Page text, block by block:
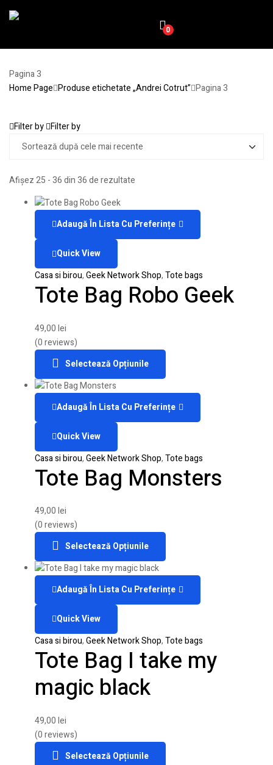
0
Pagina 3
Home Page Produse etichetate „Andrei Cotrut” Pagina 3
Filter by Filter by
Afișez 25 - 36 din 36 de rezultate
Adaugă În Lista Cu Preferințe
Quick View
Casa si birou,Geek Network Shop,Tote bags
Tote Bag Robo Geek
49,00lei
(0 reviews)
Selectează Opțiunile
Adaugă În Lista Cu Preferințe
Quick View
Casa si birou,Geek Network Shop,Tote bags
Tote Bag Monsters
49,00lei
(0 reviews)
Selectează Opțiunile
Adaugă În Lista Cu Preferințe
Quick View
Casa si birou,Geek Network Shop,Tote bags
Tote Bag I take my
magic black
49,00lei
(0 reviews)
Selectează Opțiunile